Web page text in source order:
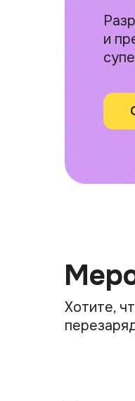
и
Хотите,